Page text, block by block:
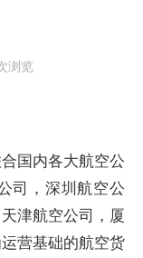
浏览
国内各大航空公
司，深圳航空公
津航空公司，厦
营基础的航空货